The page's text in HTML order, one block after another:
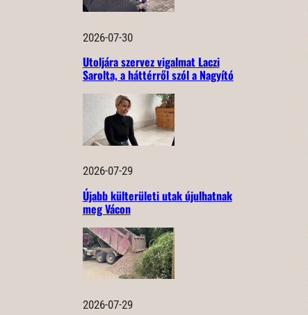
2026-07-30
Utoljára szervez vigalmat Laczi
Sarolta, a háttérről szól a Nagyító
2026-07-29
Újabb külterületi utak újulhatnak
meg Vácon
2026-07-29